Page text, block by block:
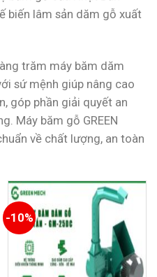
biến lâm sản dăm gỗ xuất
trăm máy băm dăm
sứ mệnh giúp nâng cao
góp phần giải quyết an
Máy băm gỗ GREEN
về chất lượng, an toàn
-10%